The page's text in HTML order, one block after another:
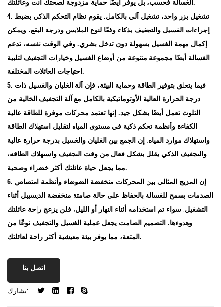
الغسالة فحسب، بل يوفر أيضًا حماية مزدوجة لصحتك أنت وعائلتك.
4. تشغيل بزر واحد، تشغيل آلي بالكامل. يقوم نظام التحكم الذكي بضبط
إجراءات الغسيل والتجفيف بذكاء وفقًا لنوع الملابس ودرجة البقع، ويمكن
إكمال مهمة الغسيل بسهولة دون تدخل بشري. وفي الوقت نفسه، تدعم
الغسالة أيضًا مجموعة متنوعة من أوضاع الغسيل وخيارات التجفيف لتلبية
احتياجات العائلات المختلفة.
5. فيما يتعلق بتوفير الطاقة وحماية البيئة، فإن آلة الغليان والغسيل ذات
درجة الحرارة العالية الأوتوماتيكية بالكامل مع آلة التجفيف الخالية من
التلوث تعمل أيضًا بشكل جيد. إنها تعتمد محركات موفرة للطاقة عالية
الكفاءة وأنظمة تحكم ذكية في مستوى المياه لتقليل استهلاك الطاقة
واستهلاك موارد المياه. إن الجمع بين الغليان والغسيل بدرجة حرارة عالية
والتجفيف الذكي يقلل بشكل فعال من وقت التجفيف واستهلاك الطاقة،
مما يجعل حياة عائلتك أكثر خضراء وصحية.
6. إن المزيج المثالي بين المحركات منخفضة الضوضاء وأنظمة امتصاص
الصدمات يسمح للغسالة بالحفاظ على حالة صامتة منخفضة الديسيبل أثناء
التشغيل. سواء تم استخدامه أثناء النهار أو الليل، فلن يزعج راحة عائلتك
وهدوءها. التصميم الصامت يجعل عملية الغسيل والتجفيف نوعًا من
المتعة، مما يوفر بيئة معيشية أكثر راحة لعائلتك.
اتصل بنا
يشارك: